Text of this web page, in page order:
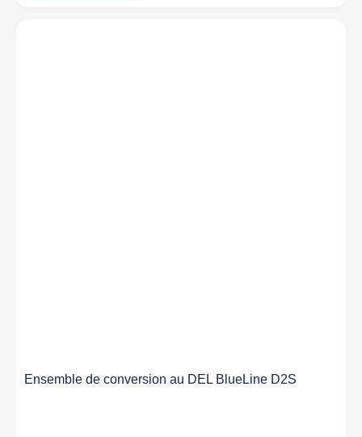
Ensemble de conversion au DEL BlueLine D2S